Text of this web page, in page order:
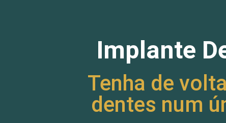
Implante
Tenha de
dentes num